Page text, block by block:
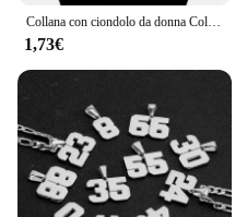
Collana con ciondolo da donna Color oro con stella a forma di stella collana con girocollo femminile di moda gioielli regali semplici da donna con pentagono a stella
1,73€